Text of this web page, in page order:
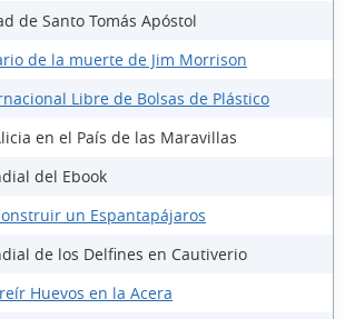
de Santo Tomás Apóstol
de la muerte de Jim Morrison
Libre de Bolsas de Plástico
en el País de las Maravillas
del Ebook
un Espantapájaros
de los Delfines en Cautiverio
Huevos en la Acera